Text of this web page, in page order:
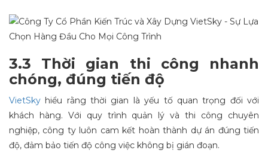
3.3 Thời gian thi công nhanh
chóng, đúng tiến độ
VietSky hiểu rằng thời gian là yếu tố quan trọng đối với
khách hàng. Với quy trình quản lý và thi công chuyên
nghiệp, công ty luôn cam kết hoàn thành dự án đúng tiến
độ, đảm bảo tiến độ công việc không bị gián đoạn.